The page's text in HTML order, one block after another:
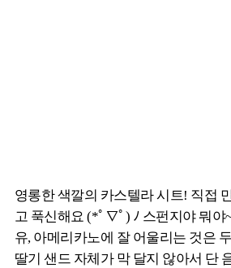
영롱한 색깔의 카스텔라 시트! 직접
고 푹신해요 (*ﾟ∇ﾟ) ﾉ 스펀지야 뭐야
유, 아메리카노에 잘 어울리는 것은
딸기 샌드 자체가 막 달지 않아서 단